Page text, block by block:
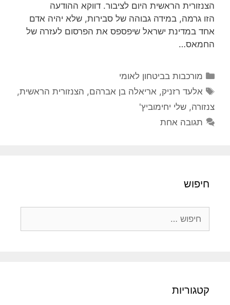
הצנזורית הראשית היום לציבור. דווקא ההודעה
הזו גרמה, במידה גבוהה של סבירות, שלא יהיה אדם
אחד במדינת ישראל שיפספס את הפרסום לעזרה של
החמאס…
קטגוריות
מורכבות בביטחון לאומי
תגיות
אלעד רזניק, אריאלה בן אברהם, הצנזורית הראשית,
צנזורה, שלי יחימוביץ'
תגובה אחת
חיפוש
קטגוריות